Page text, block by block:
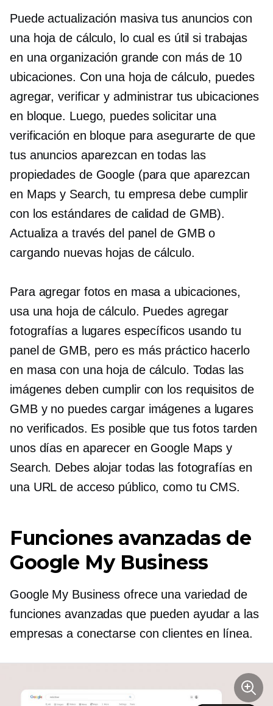
Puedeactualización masivatus anuncios con
una hoja de cálculo, lo cual es útil si trabajas
en una organización grande con más de 10
ubicaciones. Con una hoja de cálculo, puedes
agregar, verificar y administrar tus ubicaciones
en bloque. Luego, puedes solicitar una
verificación en bloque para asegurarte de que
tus anuncios aparezcan en todas las
propiedades de Google (para que aparezcan
en Maps y Search, tu empresa debe cumplir
con los estándares de calidad de GMB).
Actualiza a través del panel de GMB o
cargando nuevas hojas de cálculo.
Para agregar fotos en masa a ubicaciones,
usa una hoja de cálculo. Puedes agregar
fotografías a lugares específicos usando tu
panel de GMB, pero es más práctico hacerlo
en masa con una hoja de cálculo. Todas las
imágenes deben cumplir con los requisitos de
GMB y no puedes cargar imágenes a lugares
no verificados. Es posible que tus fotos tarden
unos días en aparecer en Google Maps y
Search. Debes alojar todas las fotografías en
una URL de acceso público, como tu CMS.
Funciones avanzadas de
Google My Business
Google My Business ofrece una variedad de
funciones avanzadas que pueden ayudar a las
empresas a conectarse con clientes en línea.